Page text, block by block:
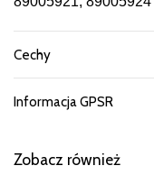
Cechy
Informacja GPSR
Zobacz również